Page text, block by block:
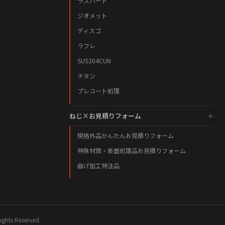
ジオメット
ディスゴ
ラフレ
SUS304CUN
チタン
プレコート処理
ねじ×お見積りフォーム
規格外品かんたんお見積りフォーム
特殊材質・表面処理品お見積りフォーム
曲げ加工特注品
Reserved.